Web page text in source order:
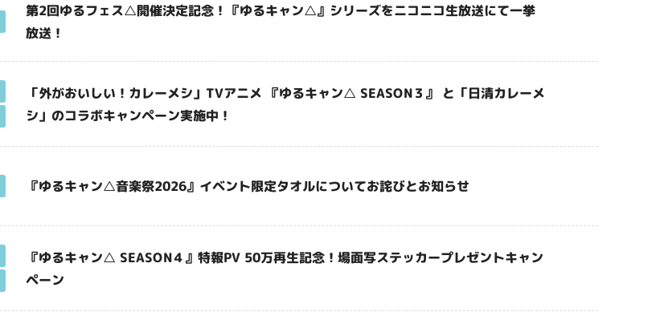
第2回ゆるフェス△開催決定記念！『ゆるキャン△』シリーズをニコニコ生放送にて一挙
放送！
「外がおいしい！カレーメシ」TVアニメ 『ゆるキャン△ SEASON３』 と「日清カレーメ
シ」のコラボキャンペーン実施中！
『ゆるキャン△音楽祭2026』イベント限定タオルについてお詫びとお知らせ
『ゆるキャン△ SEASON４』特報PV 50万再生記念！場面写ステッカープレゼントキャン
ペーン